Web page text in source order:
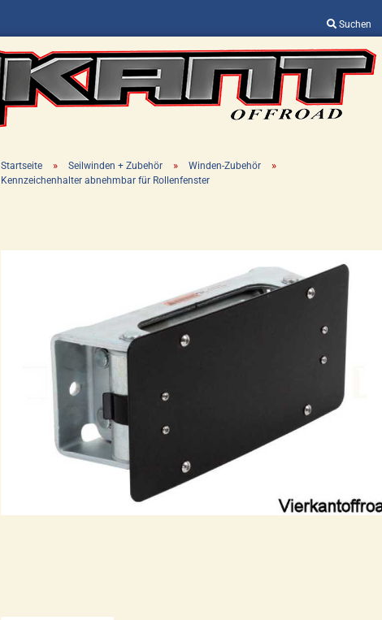
Suchen
Sprache auswählen
Lieferland
Konto erstellen
Passwort vergessen?
Startseite » Seilwinden + Zubehör » Winden-Zubehör »
Kennzeichenhalter abnehmbar für Rollenfenster